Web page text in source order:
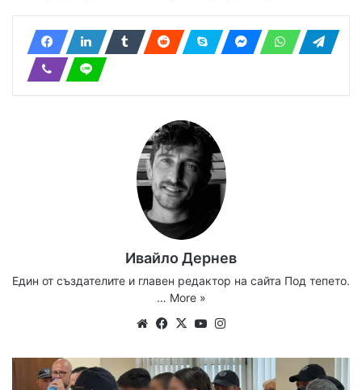
Ивайло Дернев
Един от създателите и главен редактор на сайта Под тепето.
… More »
WebsiteFacebook
X YouTube